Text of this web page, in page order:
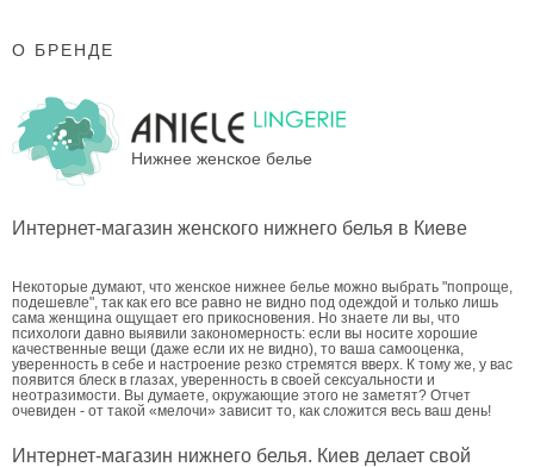
О БРЕНДЕ
Нижнее женское белье
Интернет-магазин женского нижнего белья в Киеве
Некоторые думают, что женское нижнее белье можно выбрать "попроще,
подешевле", так как его все равно не видно под одеждой и только лишь
сама женщина ощущает его прикосновения. Но знаете ли вы, что
психологи давно выявили закономерность: если вы носите хорошие
качественные вещи (даже если их не видно), то ваша самооценка,
уверенность в себе и настроение резко стремятся вверх. К тому же, у вас
появится блеск в глазах, уверенность в своей сексуальности и
неотразимости. Вы думаете, окружающие этого не заметят? Отчет
очевиден - от такой «мелочи» зависит то, как сложится весь ваш день!
Интернет-магазин нижнего белья. Киев делает свой